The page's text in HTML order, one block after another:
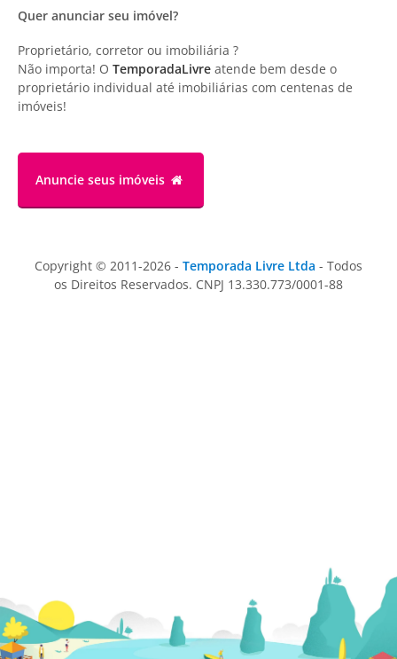
Quer anunciar seu imóvel?
Proprietário, corretor ou imobiliária ?
Não importa! O TemporadaLivre atende bem desde o
proprietário individual até imobiliárias com centenas de
imóveis!
Anuncie seus imóveis
Copyright © 2011-2026 - Temporada Livre Ltda - Todos
os Direitos Reservados. CNPJ 13.330.773/0001-88